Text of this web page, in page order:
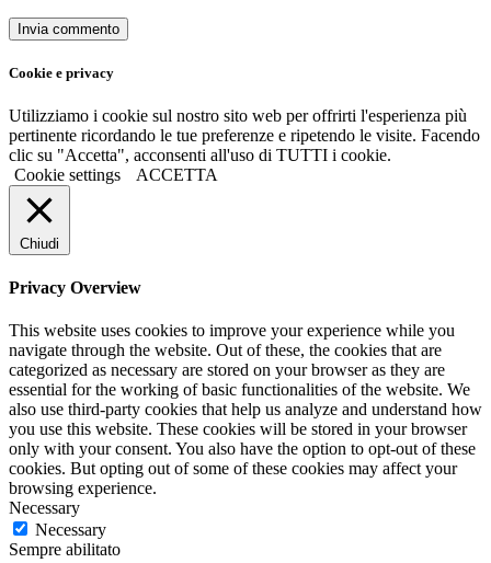
Cookie e privacy
Utilizziamo i cookie sul nostro sito web per offrirti l'esperienza più
pertinente ricordando le tue preferenze e ripetendo le visite. Facendo
clic su "Accetta", acconsenti all'uso di TUTTI i cookie.
Cookie settings
ACCETTA
Chiudi
Privacy Overview
This website uses cookies to improve your experience while you
navigate through the website. Out of these, the cookies that are
categorized as necessary are stored on your browser as they are
essential for the working of basic functionalities of the website. We
also use third-party cookies that help us analyze and understand how
you use this website. These cookies will be stored in your browser
only with your consent. You also have the option to opt-out of these
cookies. But opting out of some of these cookies may affect your
browsing experience.
Necessary
Necessary
Sempre abilitato